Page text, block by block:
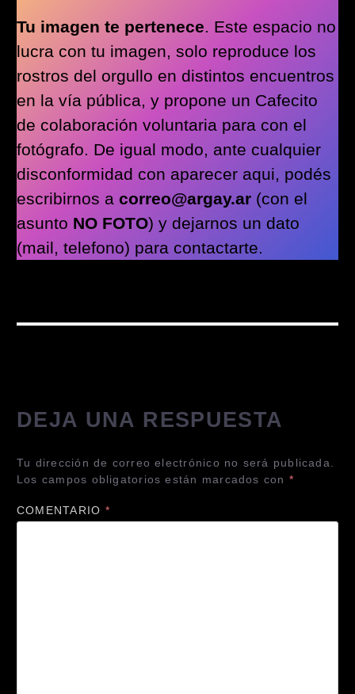
Tu imagen te pertenece. Este espacio no
lucra con tu imagen, solo reproduce los
rostros del orgullo en distintos encuentros
en la vía pública, y propone un Cafecito
de colaboración voluntaria para con el
fotógrafo. De igual modo, ante cualquier
disconformidad con aparecer aqui, podés
escribirnos a correo@argay.ar (con el
asunto NO FOTO) y dejarnos un dato
(mail, telefono) para contactarte.
DEJA UNA RESPUESTA
Tu dirección de correo electrónico no será publicada.
Los campos obligatorios están marcados con *
COMENTARIO *